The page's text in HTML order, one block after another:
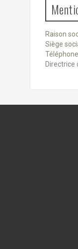
Raison
Siège
Directrice